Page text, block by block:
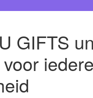
GIFTS
iedere